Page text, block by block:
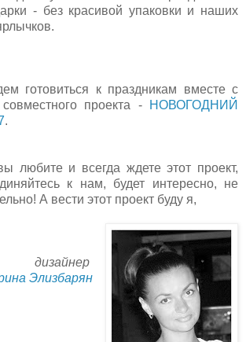
- без красивой упаковки и наших
готовиться к праздникам вместе с
проекта -
НОВОГОДНИЙ
.
любите и всегда ждете этот проект,
к нам, будет интересно, не
А вести этот проект буду я,
дизайнер
Элизбарян